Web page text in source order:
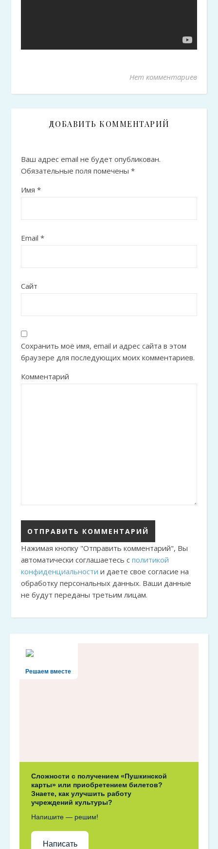
Нет комментариев
ДОБАВИТЬ КОММЕНТАРИЙ
Ваш адрес email не будет опубликован.
Обязательные поля помечены *
Имя *
Email *
Сайт
Сохранить моё имя, email и адрес сайта в этом
браузере для последующих моих комментариев.
Комментарий
Нажимая кнопку "Отправить комментарий", Вы
автоматически соглашаетесь с политикой
конфиденциальности и даете свое согласие на
обработку персональных данных. Ваши данные
не будут переданы третьим лицам.
Решаем вместе
Сложности с получением «Пушкинской
карты» или приобретением билетов?
Знаете, как улучшить работу
учреждений культуры?
Напишите — решим!
Написать